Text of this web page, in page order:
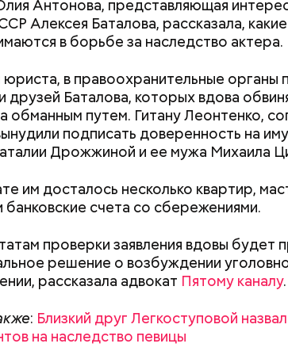
Антонова, представляющая
Алексея Баталова, рассказала,
в борьбе за наследство актера.
в правоохранительные органы
друзей Баталова, которых вдова
обманным путем. Гитану Леонтенко,
подписать доверенность на
Дрожжиной и ее мужа Михаила
им досталось несколько квартир,
банковские счета со сбережениями.
проверки заявления вдовы будет
решение о возбуждении
рассказала адвокат Пятому каналу.
: Близкий друг Легкоступовой
на наследство певицы
Житие, преподобный родился в
проникся христианской религией
свою жизнь Богу. Целыми
вечерам молился и читал книги. Его
видя такое усердие, сделал юношу
Николай отдал на дела милосердия. Со
в городе Мире. Он был страстным
и чудеса, творимые силой
врача исцелял больных,
мертвых.
и картофеля с яблоками
рублей от государства при
трудной ситуации: кто может